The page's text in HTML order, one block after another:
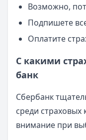
Возможно,
Подпишете
Оплатите
С какими
банк
Сбербанк
среди
внимание при